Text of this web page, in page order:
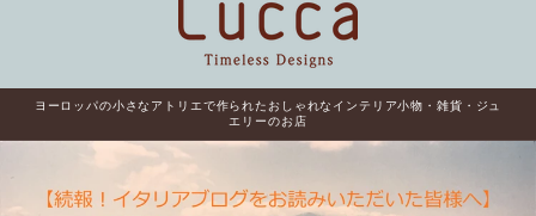
ヨーロッパの小さなアトリエで作られたおしゃれなインテリア小物・雑貨・ジュ
エリーのお店